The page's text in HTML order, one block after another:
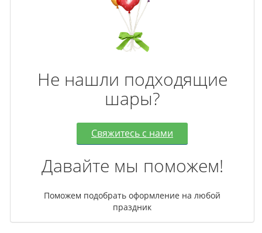
Не нашли подходящие
шары?
Свяжитесь с нами
Давайте мы поможем!
Поможем подобрать оформление на любой
праздник